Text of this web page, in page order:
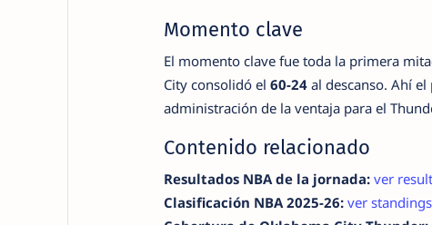
Momento clave
El momento clave fue toda la primera
City consolidó el 60-24al descanso. Ahí
administración de la ventaja para el
Contenido relacionado
Resultados NBA de la jornada: ver
Clasificación NBA 2025-26: ver standings